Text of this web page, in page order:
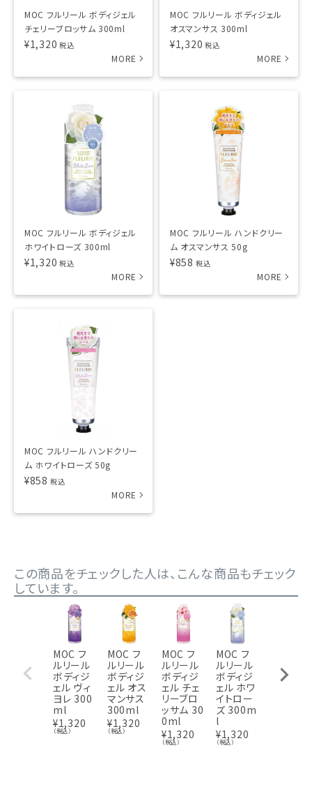
MOC フルリール ボディジェル
チェリーブロッサム 300ml
¥1,320 税込
MOC フルリール ボディジェル
オスマンサス 300ml
¥1,320 税込
MOC フルリール ボディジェル
ホワイトローズ 300ml
¥1,320 税込
MOC フルリール ハンドクリー
ム オスマンサス 50g
¥858 税込
MOC フルリール ハンドクリー
ム ホワイトローズ 50g
¥858 税込
この商品をチェックした人は、こんな商品もチェック
しています。
MOC フ
ルリール
ボディジ
ェル ヴィ
ヨレ 300
ml
¥1,320
（税込）
MOC フ
ルリール
ボディジ
ェル オス
マンサス
300ml
¥1,320
（税込）
MOC フ
ルリール
ボディジ
ェル チェ
リーブロ
ッサム 30
0ml
¥1,320
（税込）
MOC フ
ルリール
ボディジ
ェル ホワ
イトロー
ズ 300m
l
¥1,320
（税込）
ディソル
ベ P+ 15